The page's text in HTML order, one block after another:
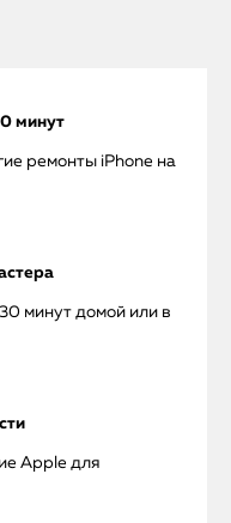
минут
ремонты iPhone на
минут домой или в
Apple для